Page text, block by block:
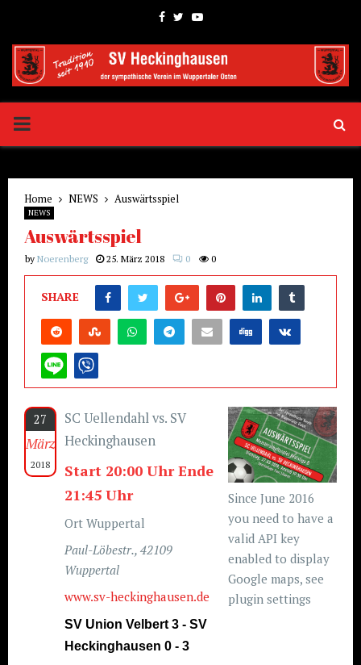
Facebook
TwitterYoutube
PRIMARY
Home NEWS Auswärtsspiel
NEWS
Auswärtsspiel
by Noerenberg 25. März 2018 0 0
SHARE
27
März
2018
Since June 2016
you need to have a
valid API key
enabled to display
Google maps, see
plugin settings
SC Uellendahl vs. SV
Heckinghausen
Start 20:00 Uhr Ende
21:45 Uhr
Ort Wuppertal
Paul-Löbestr., 42109
Wuppertal
www.sv-heckinghausen.de
SV Union Velbert 3 - SV
Heckinghausen 0 - 3